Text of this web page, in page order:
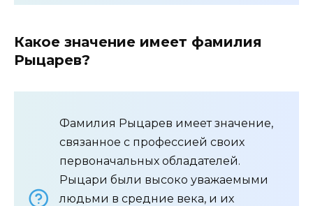
Какое значение имеет фамилия
Рыцарев?
Фамилия Рыцарев имеет значение,
связанное с профессией своих
первоначальных обладателей.
Рыцари были высоко уважаемыми
людьми в средние века, и их